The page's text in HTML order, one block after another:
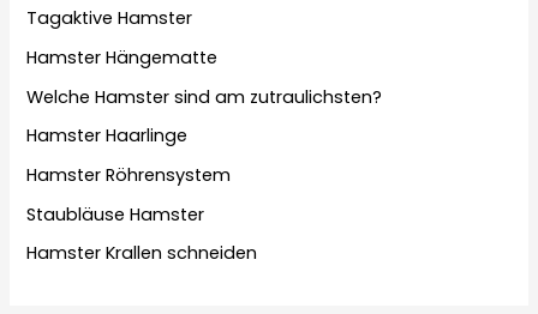
Tagaktive Hamster
Hamster Hängematte
Welche Hamster sind am zutraulichsten?
Hamster Haarlinge
Hamster Röhrensystem
Staubläuse Hamster
Hamster Krallen schneiden